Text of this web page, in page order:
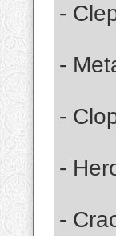
-
-
-
-
-